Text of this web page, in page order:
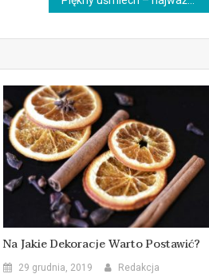
Na Jakie Dekoracje Warto Postawić?
29 grudnia, 2019 Redakcja